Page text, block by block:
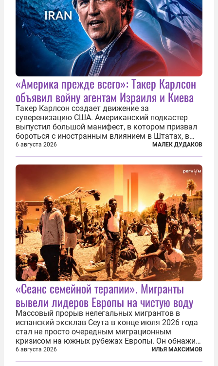
«Америка прежде всего»: Такер Карлсон
объявил войну агентам Израиля и Киева
Такер Карлсон создает движение за
суверенизацию США. Американский подкастер
выпустил большой манифест, в котором призвал
бороться с иностранным влиянием в Штатах, в
первую очередь имея в виду Израиль. А также
прекратить заморские войны, выплатить
репарации Ирану, остановить прием мигрантов...
6 августа 2026 МАЛЕК ДУДАКОВ
«Сеанс семейной терапии». Мигранты
вывели лидеров Европы на чистую воду
Массовый прорыв нелегальных мигрантов в
испанский эксклав Сеута в конце июля 2026 года
стал не просто очередным миграционным
кризисом на южных рубежах Европы. Он обнажил
фундаментальный раскол внутри Евросоюза,
продемонстрировав, что десятилетиями
6 августа 2026 ИЛЬЯ МАКСИМОВ